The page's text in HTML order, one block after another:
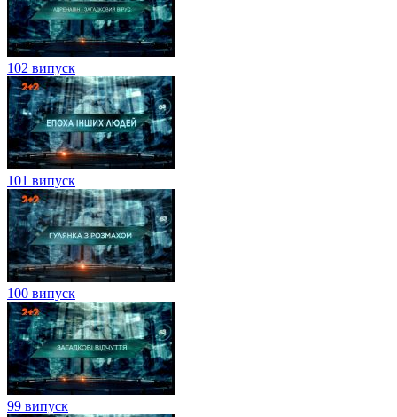
102 випуск
101 випуск
100 випуск
99 випуск